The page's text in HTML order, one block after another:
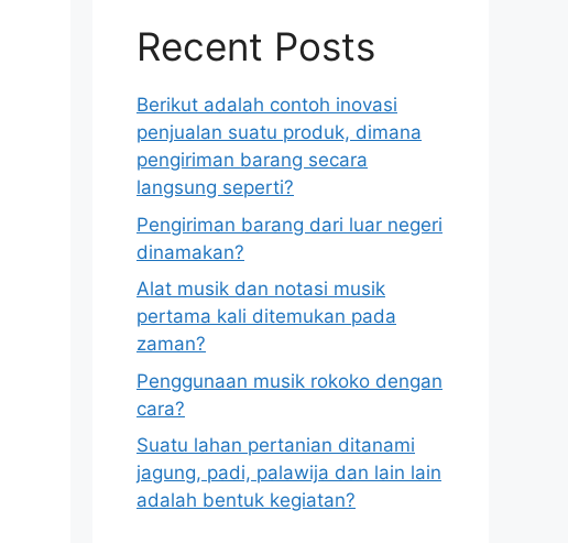
Recent Posts
Berikut adalah contoh inovasi
penjualan suatu produk, dimana
pengiriman barang secara
langsung seperti?
Pengiriman barang dari luar negeri
dinamakan?
Alat musik dan notasi musik
pertama kali ditemukan pada
zaman?
Penggunaan musik rokoko dengan
cara?
Suatu lahan pertanian ditanami
jagung, padi, palawija dan lain lain
adalah bentuk kegiatan?